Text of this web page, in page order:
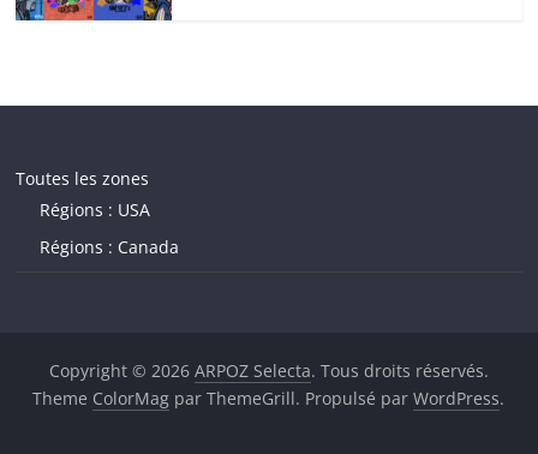
Toutes les zones
Régions : USA
Régions : Canada
Copyright © 2026 ARPOZ Selecta. Tous droits réservés.
Theme ColorMag par ThemeGrill. Propulsé parWordPress.